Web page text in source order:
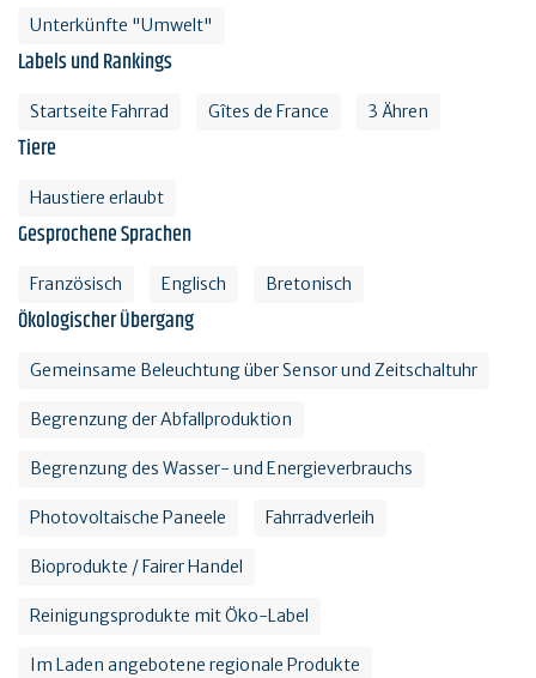
Unterkünfte "Umwelt"
Labels und Rankings
Startseite Fahrrad Gîtes de France 3 Ähren
Tiere
Haustiere erlaubt
Gesprochene Sprachen
Französisch Englisch Bretonisch
Ökologischer Übergang
Gemeinsame Beleuchtung über Sensor und Zeitschaltuhr
Begrenzung der Abfallproduktion
Begrenzung des Wasser- und Energieverbrauchs
Photovoltaische Paneele Fahrradverleih
Bioprodukte / Fairer Handel
Reinigungsprodukte mit Öko-Label
Im Laden angebotene regionale Produkte